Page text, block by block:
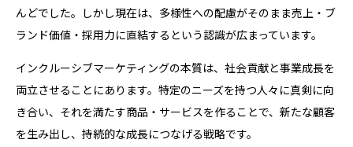
んどでした。しかし現在は、多様性への配慮がそのまま売上・ブ
ランド価値・採用力に直結するという認識が広まっています。
インクルーシブマーケティングの本質は、社会貢献と事業成長を
両立させることにあります。特定のニーズを持つ人々に真剣に向
き合い、それを満たす商品・サービスを作ることで、新たな顧客
を生み出し、持続的な成長につなげる戦略です。